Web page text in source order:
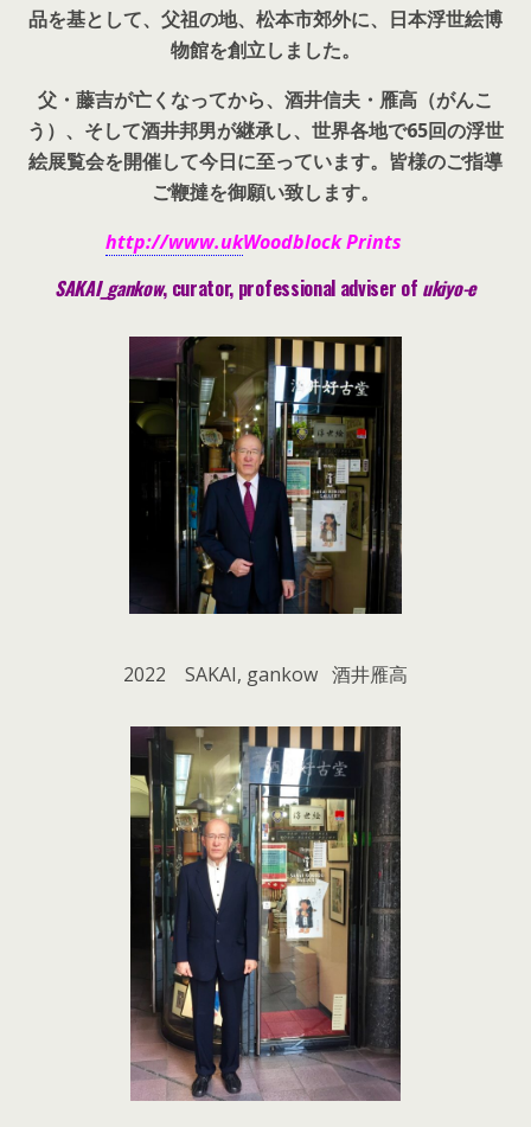
品を基として、父祖の地、松本市郊外に、日本浮世絵博
物館を創立しました。
父・藤吉が亡くなってから、酒井信夫・雁高（がんこ
う）、そして酒井邦男が継承し、世界各地で65回の浮世
絵展覧会を開催して今日に至っています。皆様のご指導
ご鞭撻を御願い致します。
http://www.ukWoodblock Prints
SAKAI_gankow, curator, professional adviser of ukiyo-e
2022 SAKAI, gankow 酒井雁高